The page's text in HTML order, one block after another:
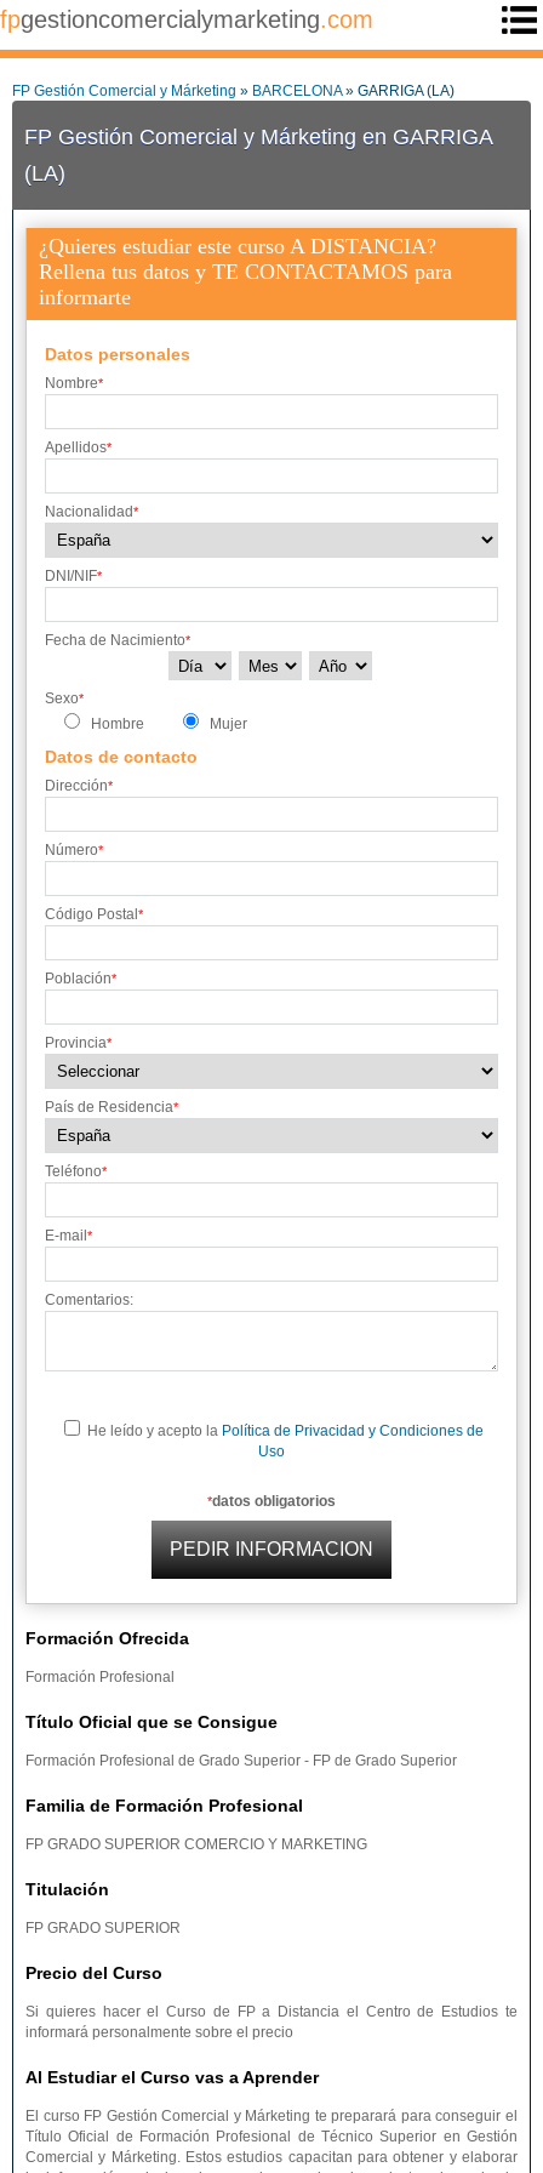
fpgestioncomercialymarketing.com
FP Gestión Comercial y Márketing » BARCELONA» GARRIGA (LA)
FP Gestión Comercial y Márketing en GARRIGA
(LA)
¿Quieres estudiar este curso A DISTANCIA?
Rellena tus datos y TE CONTACTAMOS para
informarte
Datos personales
Nombre*
Apellidos*
Nacionalidad*
DNI/NIF*
Fecha de Nacimiento*
Sexo*
Hombre Mujer
Datos de contacto
Dirección*
Número*
Código Postal *
Población*
Provincia*
País de Residencia*
Teléfono*
E-mail *
Comentarios:
He leído y acepto la Política de Privacidad y Condiciones de
Uso
*datos obligatorios
Formación Ofrecida
Formación Profesional
Título Oficial que se Consigue
Formación Profesional de Grado Superior - FP de Grado Superior
Familia de Formación Profesional
FP GRADO SUPERIOR COMERCIO Y MARKETING
Titulación
FP GRADO SUPERIOR
Precio del Curso
Si quieres hacer el Curso de FP a Distancia el Centro de Estudios te
informará personalmente sobre el precio
Al Estudiar el Curso vas a Aprender
El curso FP Gestión Comercial y Márketing te preparará para conseguir el
Título Oficial de Formación Profesional de Técnico Superior en Gestión
Comercial y Márketing. Estos estudios capacitan para obtener y elaborar